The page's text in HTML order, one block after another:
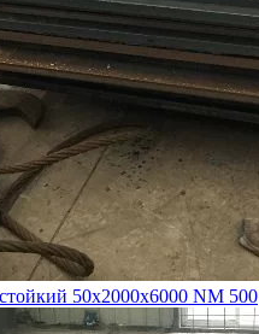
50х2000х6000 NM 500